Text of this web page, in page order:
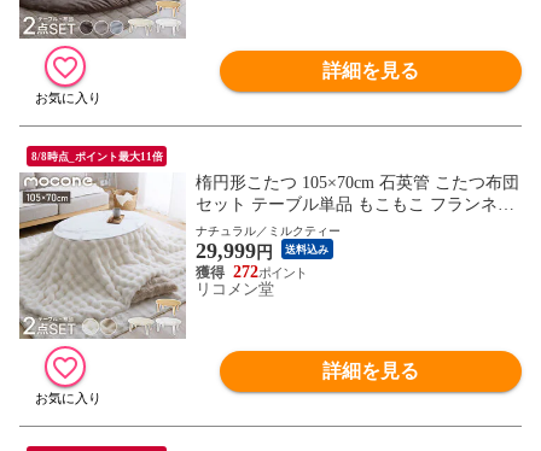
詳細を見る
8/8時点_ポイント最大11倍
楕円形こたつ 105×70cm 石英管 こたつ布団
セット テーブル単品 もこもこ フランネル
こたつテーブル 楕円形 こたつ テーブル ヴ
ィンテージ こたつ 掛け布団 センターテー
ブル【送料無料】
ナチュラル／ミルクティー
29,999円 送料込み
272
リコメン堂
詳細を見る